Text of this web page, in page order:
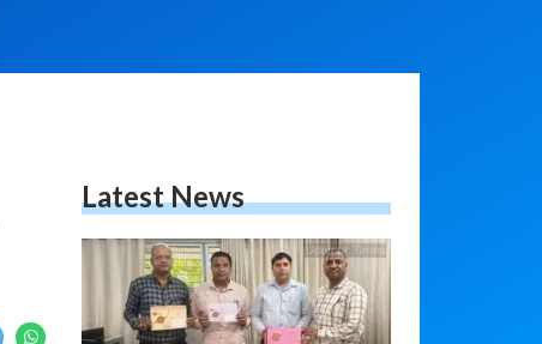
Latest News